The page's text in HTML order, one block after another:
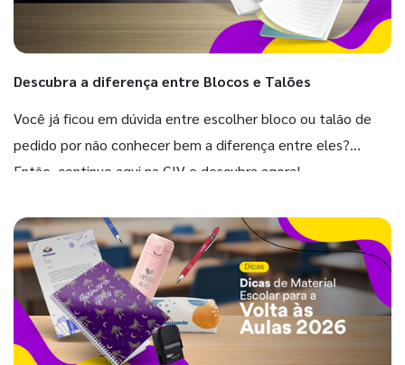
Descubra a diferença entre Blocos e Talões
Você já ficou em dúvida entre escolher bloco ou talão de
pedido por não conhecer bem a diferença entre eles?
Então, continue aqui na GIV e descubra agora!